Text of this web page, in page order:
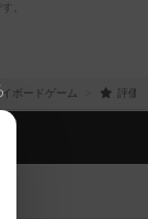
。
ボードゲーム 評価